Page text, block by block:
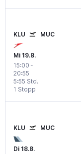
KLU MUC
Mi 19.8.
15:00 -
20:55
1 Stopp
5:55 Std.
KLU MUC
Di 18.8.